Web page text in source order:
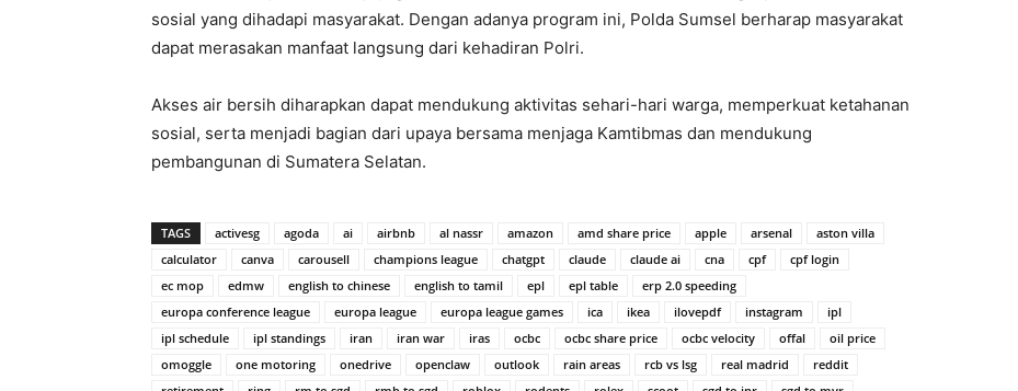
sosial yang dihadapi masyarakat. Dengan adanya program ini, Polda Sumsel berharap masyarakat
dapat merasakan manfaat langsung dari kehadiran Polri.
Akses air bersih diharapkan dapat mendukung aktivitas sehari-hari warga, memperkuat ketahanan
sosial, serta menjadi bagian dari upaya bersama menjaga Kamtibmas dan mendukung
pembangunan di Sumatera Selatan.
TAGS activesg agoda ai airbnb al nassr amazon amd share price apple arsenal
aston villa
calculator
canva carousell champions league chatgpt claude claude ai cna cpf
cpf login
ec mop
edmw english to chinese english to tamil epl epl table
erp 2.0 speeding
europa conference league
europa league europa league games ica ikea ilovepdf instagram
ipl
ipl schedule
ipl standings iran iran war iras ocbc ocbc share price ocbc velocity offal
oil price
omoggle
one motoring onedrive openclaw outlook rain areas rcb vs lsg real madrid
reddit